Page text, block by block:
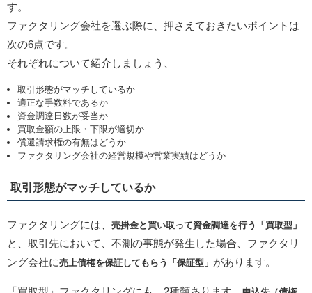
す。
ファクタリング会社を選ぶ際に、押さえておきたいポイントは
次の6点です。
それぞれについて紹介しましょう、
取引形態がマッチしているか
適正な手数料であるか
資金調達日数が妥当か
買取金額の上限・下限が適切か
償還請求権の有無はどうか
ファクタリング会社の経営規模や営業実績はどうか
取引形態がマッチしているか
ファクタリングには、 売掛金と買い取って資金調達を行う「買取型」
と、取引先において、不測の事態が発生した場合、ファクタリ
ング会社に売上債権を保証してもらう「保証型」 があります。